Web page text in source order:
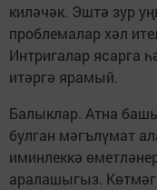
киләчәк. Эштә зур
проблемалар хәл
Интригалар ясарга
итәргә ярамый.
Балыклар. Атна
булган мәгълүмат
иминлеккә
аралашыгыз.